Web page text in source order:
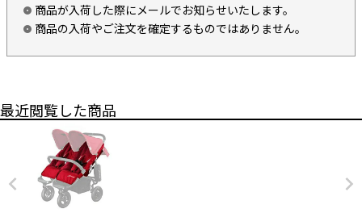
商品が入荷した際にメールでお知らせいたします。
商品の入荷やご注文を確定するものではありません。
最近閲覧した商品